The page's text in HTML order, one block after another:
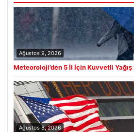
Ağustos 9, 2026
Meteoroloji’den 5 İl İçin Kuvvetli Yağış
Ağustos 8, 2026